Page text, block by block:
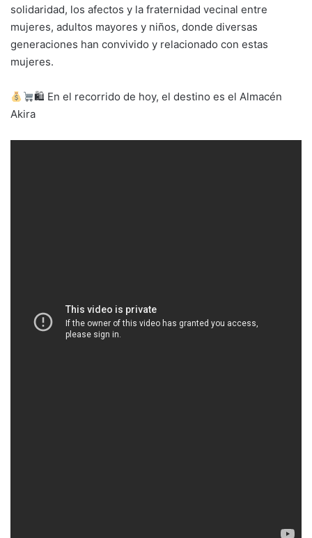
solidaridad, los afectos y la fraternidad vecinal entre
mujeres, adultos mayores y niños, donde diversas
generaciones han convivido y relacionado con estas
mujeres.
🛍 En el recorrido de hoy, el destino es el Almacén
Akira